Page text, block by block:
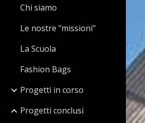
Chi siamo
Le nostre "missioni"
La Scuola
Fashion Bags
Progetti in corso
Progetti conclusi